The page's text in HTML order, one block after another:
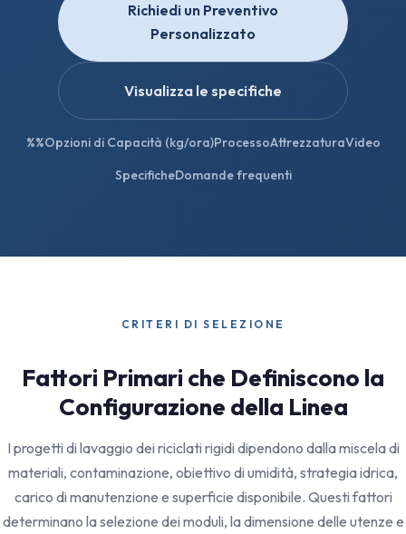
Richiedi un Preventivo
Personalizzato
Visualizza le specifiche
%%Opzioni di Capacità (kg/ora)ProcessoAttrezzaturaVideo
SpecificheDomande frequenti
CRITERI DI SELEZIONE
Fattori Primari che Definiscono la
Configurazione della Linea
I progetti di lavaggio dei riciclati rigidi dipendono dalla miscela di
materiali, contaminazione, obiettivo di umidità, strategia idrica,
carico di manutenzione e superficie disponibile. Questi fattori
determinano la selezione dei moduli, la dimensione delle utenze e